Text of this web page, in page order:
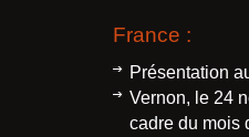
France :
Présentation
Vernon, le 24
cadre du mois